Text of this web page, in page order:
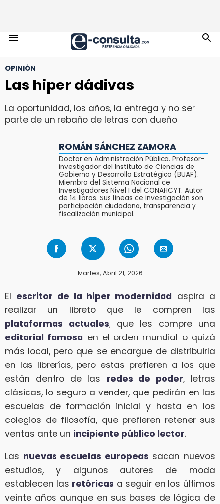
OPINIÓN
Las hiper dádivas
La oportunidad, los años, la entrega y no ser
parte de un rebaño de letras con dueño
ROMÁN SÁNCHEZ ZAMORA
Doctor en Administración Pública. Profesor-
investigador del Instituto de Ciencias de
Gobierno y Desarrollo Estratégico (BUAP).
Miembro del Sistema Nacional de
Investigadores Nivel I del CONAHCYT. Autor
de 14 libros. Sus líneas de investigación son
participación ciudadana, transparencia y
fiscalización municipal.
Martes, Abril 21, 2026
El escritor de la hiper modernidad aspira a
realizar un libreto que le compren las
plataformas actuales, que les compre una
editorial famosa en el orden mundial o quizá
más local, pero que se encargue de distribuirla
en las librerías, pero estas prefieren a los que
están dentro de las redes de poder, letras
clásicas, lo seguro a vender, que pedirán en las
escuelas de formación inicial y hasta en los
colegios de filosofía, que prefieren retener sus
ventas ante un incipiente público lector.
Las nuevas escuelas europeas sacan nuevos
estudios, y algunos autores de moda
establecen las retóricas a seguir en los últimos
veinte años aunque en sus bases de lógica de